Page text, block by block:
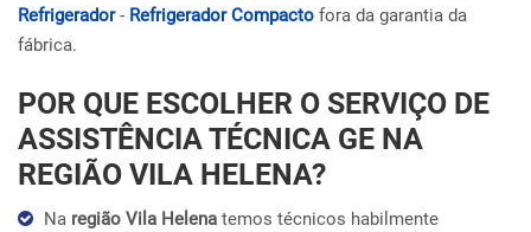
Refrigerador- Refrigerador Compacto fora da garantia da
fábrica.
POR QUE ESCOLHER O SERVIÇO DE
ASSISTÊNCIA TÉCNICA GE NA
REGIÃO VILA HELENA?
Na região Vila Helena temos técnicos habilmente